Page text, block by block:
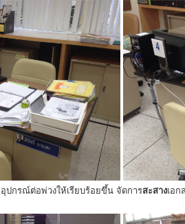
ปกรณ์ต่อพ่วงให้เรียบร้อยขึ้น จัดการสะสางเอก